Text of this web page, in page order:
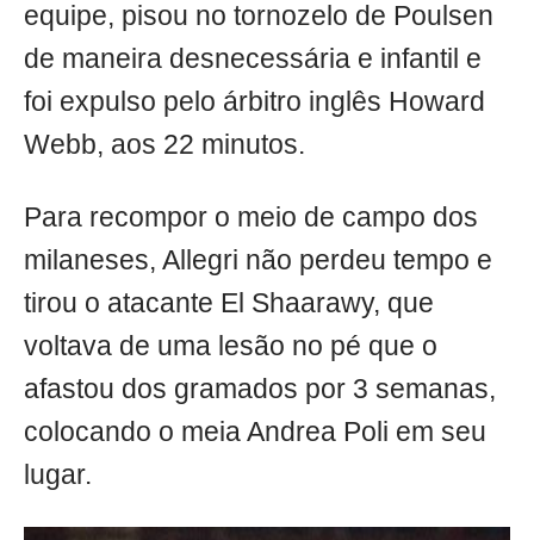
equipe, pisou no tornozelo de Poulsen
de maneira desnecessária e infantil e
foi expulso pelo árbitro inglês Howard
Webb, aos 22 minutos.
Para recompor o meio de campo dos
milaneses, Allegri não perdeu tempo e
tirou o atacante El Shaarawy, que
voltava de uma lesão no pé que o
afastou dos gramados por 3 semanas,
colocando o meia Andrea Poli em seu
lugar.